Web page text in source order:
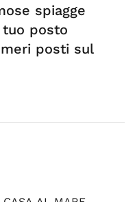
spiagge
posto
posti sul